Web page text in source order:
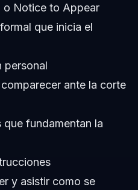
o Notice to Appear
que inicia el
personal
ante la corte
fundamentan la
y asistir como se